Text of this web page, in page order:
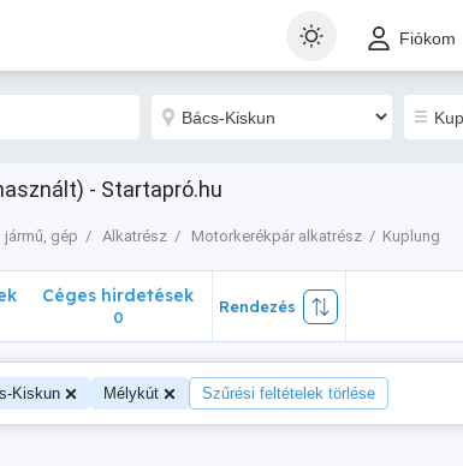
Fiókom
- Startapró.hu
jármű, gép Alkatrész Motorkerékpár alkatrész Kuplung
Céges hirdetések
0
Rendezés
Kiskun Mélykút Szűrési feltételek törlése